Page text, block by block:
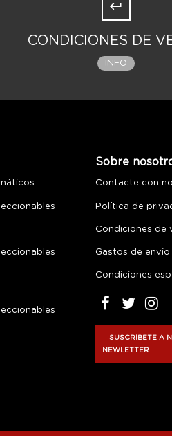
CONDICIONES DE
INFO
Sobre
Contacte con
Política de
Condiciones de
Gastos de envío
Condiciones
SUSCRÍBETE A
NEWLETTER